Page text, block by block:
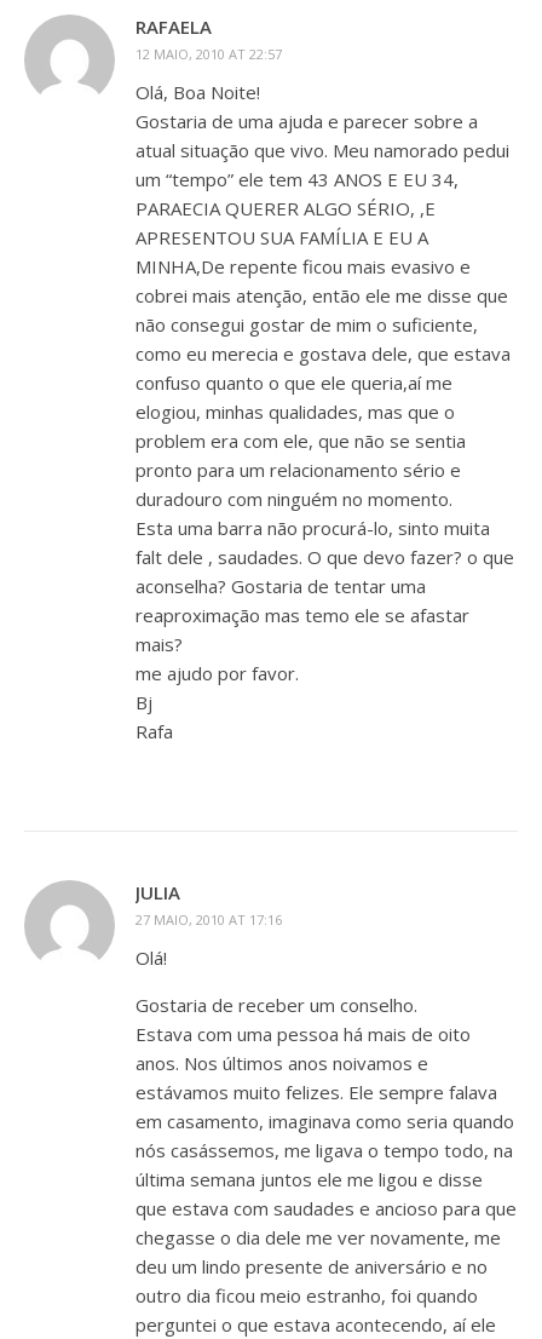
RAFAELA
12 MAIO, 2010 AT 22:57
Olá, Boa Noite!
Gostaria de uma ajuda e parecer sobre a
atual situação que vivo. Meu namorado pedui
um “tempo” ele tem 43 ANOS E EU 34,
PARAECIA QUERER ALGO SÉRIO, ,E
APRESENTOU SUA FAMÍLIA E EU A
MINHA,De repente ficou mais evasivo e
cobrei mais atenção, então ele me disse que
não consegui gostar de mim o suficiente,
como eu merecia e gostava dele, que estava
confuso quanto o que ele queria,aí me
elogiou, minhas qualidades, mas que o
problem era com ele, que não se sentia
pronto para um relacionamento sério e
duradouro com ninguém no momento.
Esta uma barra não procurá-lo, sinto muita
falt dele , saudades. O que devo fazer? o que
aconselha? Gostaria de tentar uma
reaproximação mas temo ele se afastar
mais?
me ajudo por favor.
Bj
Rafa
JULIA
27 MAIO, 2010 AT 17:16
Olá!
Gostaria de receber um conselho.
Estava com uma pessoa há mais de oito
anos. Nos últimos anos noivamos e
estávamos muito felizes. Ele sempre falava
em casamento, imaginava como seria quando
nós casássemos, me ligava o tempo todo, na
última semana juntos ele me ligou e disse
que estava com saudades e ancioso para que
chegasse o dia dele me ver novamente, me
deu um lindo presente de aniversário e no
outro dia ficou meio estranho, foi quando
perguntei o que estava acontecendo, aí ele